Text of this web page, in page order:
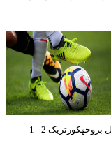
فوتبال ژوپیلر بلژیک به این شرح است:خنت 3 - 4 سرکل بروخهکورتریک 2 - 1